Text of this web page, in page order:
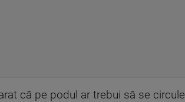
că pe podul ar trebui să se circule